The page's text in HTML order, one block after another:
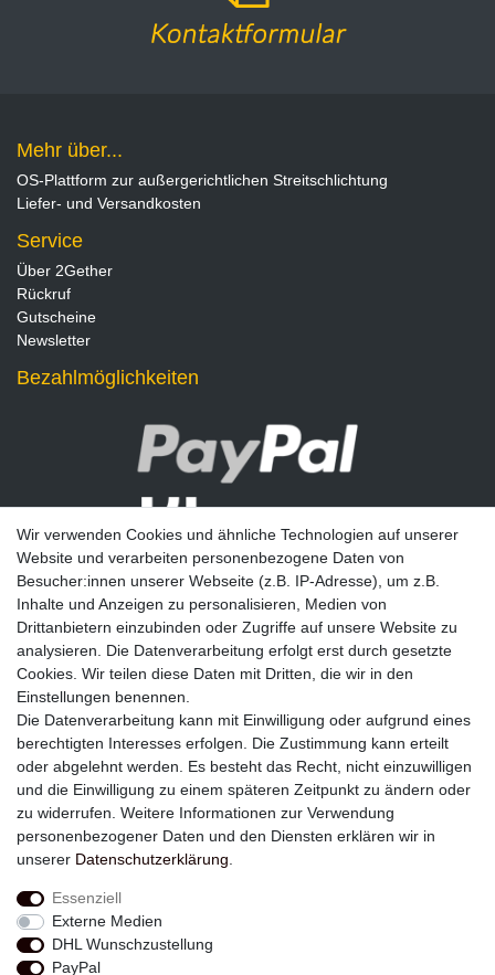
Mehr über...
OS-Plattform zur außergerichtlichen Streitschlichtung
Liefer- und Versandkosten
Service
Über 2Gether
Rückruf
Gutscheine
Newsletter
Bezahlmöglichkeiten
Newsletter
E-MAIL **
Einwilligung kann ich jederzeit widerrufen.**
Abonnieren
Widerrufs­recht
Wir verwenden Cookies und ähnliche Technologien auf unserer
Website und verarbeiten personenbezogene Daten von
Besucher:innen unserer Webseite (z.B. IP-Adresse), um z.B.
Inhalte und Anzeigen zu personalisieren, Medien von
Drittanbietern einzubinden oder Zugriffe auf unsere Website zu
analysieren. Die Datenverarbeitung erfolgt erst durch gesetzte
Cookies. Wir teilen diese Daten mit Dritten, die wir in den
Einstellungen benennen.
Die Datenverarbeitung kann mit Einwilligung oder aufgrund eines
berechtigten Interesses erfolgen. Die Zustimmung kann erteilt
oder abgelehnt werden. Es besteht das Recht, nicht einzuwilligen
und die Einwilligung zu einem späteren Zeitpunkt zu ändern oder
zu widerrufen. Weitere Informationen zur Verwendung
personenbezogener Daten und den Diensten erklären wir in
unserer Daten­schutz­erklärung
Essenziell
Externe Medien
DHL Wunschzustellung
PayPal